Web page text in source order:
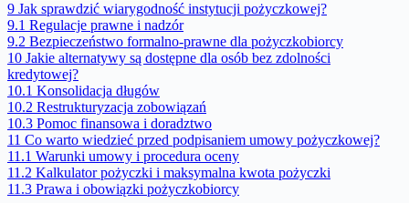
9 Jak sprawdzić wiarygodność instytucji pożyczkowej?
9.1 Regulacje prawne i nadzór
9.2 Bezpieczeństwo formalno-prawne dla pożyczkobiorcy
10 Jakie alternatywy są dostępne dla osób bez zdolności
kredytowej?
10.1 Konsolidacja długów
10.2 Restrukturyzacja zobowiązań
10.3 Pomoc finansowa i doradztwo
11 Co warto wiedzieć przed podpisaniem umowy pożyczkowej?
11.1 Warunki umowy i procedura oceny
11.2 Kalkulator pożyczki i maksymalna kwota pożyczki
11.3 Prawa i obowiązki pożyczkobiorcy